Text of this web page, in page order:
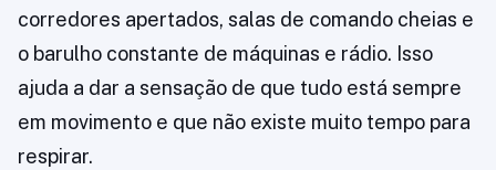
corredores apertados, salas de comando cheias e
o barulho constante de máquinas e rádio. Isso
ajuda a dar a sensação de que tudo está sempre
em movimento e que não existe muito tempo para
respirar.